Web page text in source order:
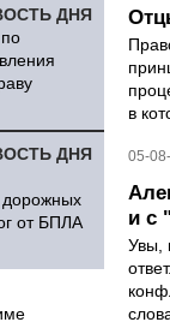
ДНЯ
ДНЯ
дорожных
от БПЛА
в
05-
и с
Увы,